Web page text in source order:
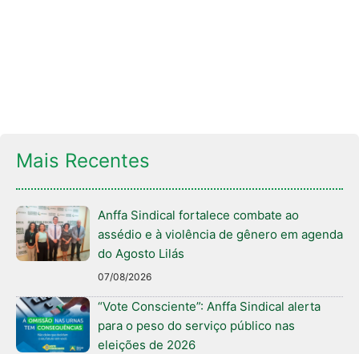
Mais Recentes
Anffa Sindical fortalece combate ao
assédio e à violência de gênero em agenda
do Agosto Lilás
07/08/2026
“Vote Consciente”: Anffa Sindical alerta
para o peso do serviço público nas
eleições de 2026